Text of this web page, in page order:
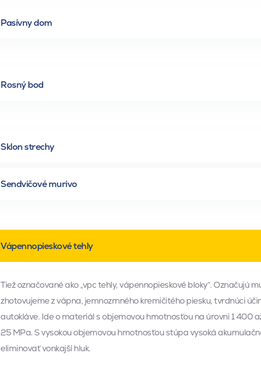
„Akustické
výbave“
Pasívny dom
Rosný bod
Sklon strechy
Sendvičové murivo
Vápennopieskové tehly
Tiež označované ako „vpc tehly, vápennopieskové bloky“. Označujú
zhotovujeme z vápna, jemnozrnného kremičitého piesku, tvrdnúci
autokláve. Ide o materiál s objemovou hmotnosťou na úrovni 1 400
25 MPa. S vysokou objemovou hmotnosťou stúpa vysoká
eliminovať vonkajší hluk.